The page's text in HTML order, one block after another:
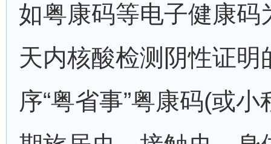
如粤康码等电子健康
天内核酸检测阴性证
序“粤省事”粤康码(或